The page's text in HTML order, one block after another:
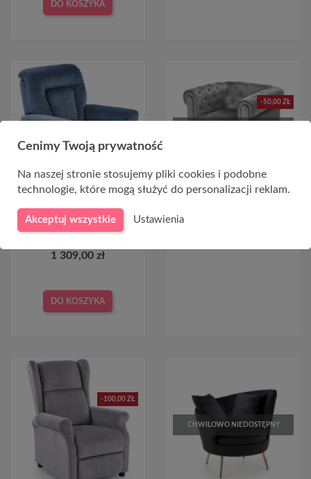
DO KOSZYKA
Fotel wypoczynkowy
rozkładany BARD ciemny
1 309,00 zł
DO KOSZYKA
-50,00 ZŁ
-100,00 ZŁ
CHWILOWO NIEDOSTĘPNY
Cenimy Twoją prywatność
Na naszej stronie stosujemy pliki cookies i podobne
technologie, które mogą służyć do personalizacji reklam.
Akceptuj wszystkie Ustawienia